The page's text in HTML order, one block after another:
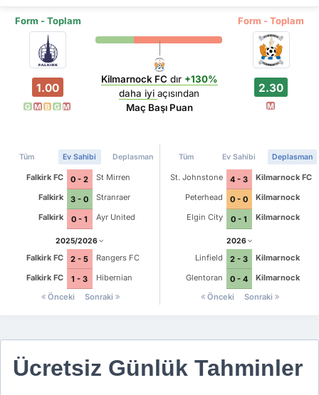
Form - Toplam Form - Toplam
1.00
G M B G M
Kilmarnock FC dır +130%
daha iyiaçısından
Maç Başı Puan
2.30
M
Tüm Ev Sahibi Deplasman
Falkirk FC 0 - 2
St Mirren
Falkirk
3 - 0
Stranraer
Falkirk
0 - 1 Ayr United
2025/2026
Falkirk FC 2 - 5
Rangers FC
Falkirk FC
1 - 3
Hibernian
Önceki
Sonraki
Tüm Ev Sahibi Deplasman
St. Johnstone 4 - 3
Kilmarnock FC
Peterhead
0 - 0
Kilmarnock
Elgin City
0 - 1 Kilmarnock
2026
Linfield 2 - 3
Kilmarnock
Glentoran
0 - 4
Kilmarnock
Önceki
Sonraki
Ücretsiz Günlük Tahminler